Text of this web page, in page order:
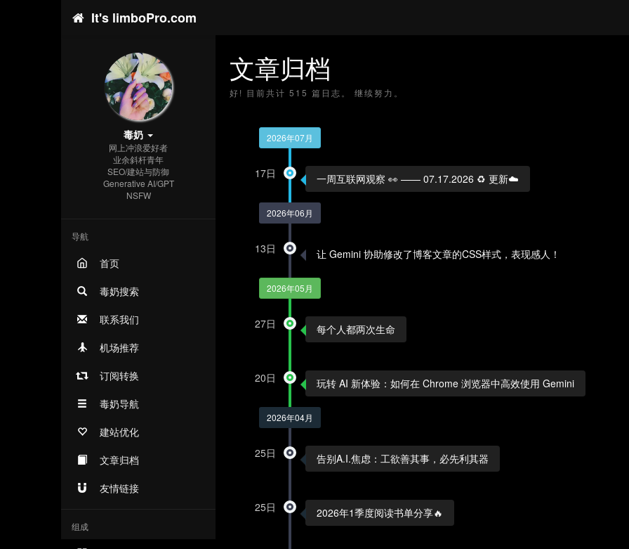
It's limboPro.com
毒奶
网上冲浪爱好者
业余斜杆青年
SEO/建站与防御
Generative AI/GPT
NSFW
导航
首页
毒奶搜索
联系我们
机场推荐
订阅转换
毒奶导航
建站优化
文章归档
友情链接
组成
文章归档
好! 目前共计 515 篇日志。 继续努力。
2026年07月
17日 一周互联网观察 👀 —— 07.17.2026 ♻️ 更新☁️
2026年06月
13日 让 Gemini 协助修改了博客文章的CSS样式，表现感人！
2026年05月
27日 每个人都两次生命
20日 玩转 AI 新体验：如何在 Chrome 浏览器中高效使用 Gemini
2026年04月
25日 告别A.I.焦虑：工欲善其事，必先利其器
25日 2026年1季度阅读书单分享🔥